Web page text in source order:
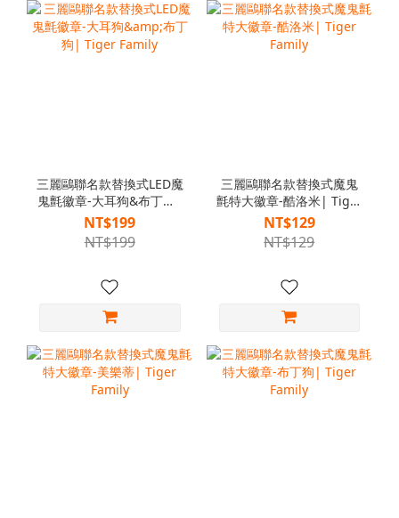
三麗鷗聯名款替換式LED魔
鬼氈徽章-大耳狗&布丁狗|
Tiger Family
NT$199
NT$199
三麗鷗聯名款替換式魔鬼
氈特大徽章-酷洛米| Tiger
Family
NT$129
NT$129